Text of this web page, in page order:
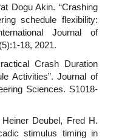
Dogu Akin. “Crashing
schedule flexibility:
Journal of
18, 2021.
Crash Duration
Activities”. Journal of
Sciences. S1018-
Deubel, Fred H.
stimulus timing in